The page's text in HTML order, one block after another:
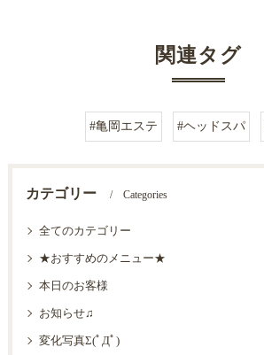
関連タグ
#亀岡エステ #ヘッドスパ
カテゴリー Categories
全てのカテゴリー
★おすすめのメニュー★
本日のお客様
お知らせ♫
変化写真Σ(ﾟДﾟ)